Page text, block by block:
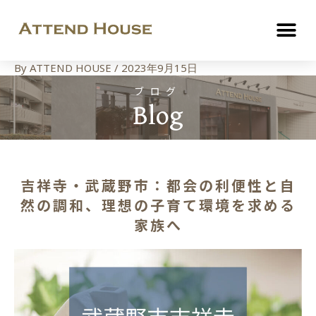
By ATTEND HOUSE / 2023年9月15日
ブログ
Blog
吉祥寺・武蔵野市：都会の利便性と自
然の調和、理想の子育て環境を求める
家族へ